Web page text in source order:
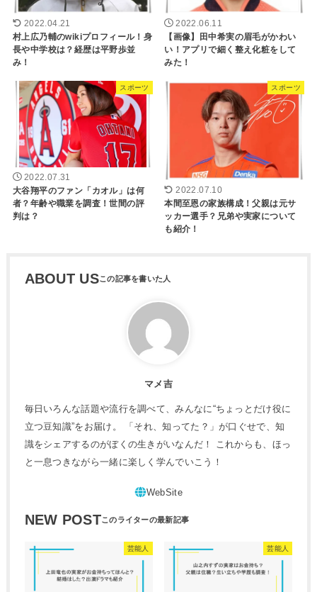
2022.04.21
村上広乃輔のwikiプロフィール！身
長や中学校は？経歴は平野歩並
み！
2022.06.11
【画像】田中希実の眉毛がかわい
い！アプリで細く整え化粧をして
みた！
スポーツ
2022.07.31
大谷翔平のファン「カオル」は何
者？年齢や職業を調査！世間の評
判は？
スポーツ
2022.07.10
本間至恩の家族構成！父親は元サ
ッカー選手？兄弟や実家について
も紹介！
ABOUT US
マメ吉
毎日いろんな話題や流行を調べて、みんなに“ちょっとだけ役に
立つ豆知識”をお届け。 「それ、知ってた？」が口ぐせで、知
識をシェアするのがぼくの生きがいなんだ！ これからも、ほっ
と一息つきながら一緒に楽しく学んでいこう！
NEW POST
芸能人 芸能人